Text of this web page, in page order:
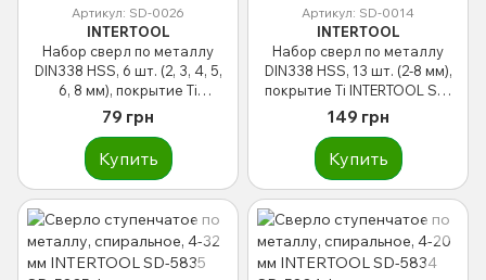
Артикул: SD-0026
INTERTOOL
Набор сверл по металлу
DIN338 HSS, 6 шт. (2, 3, 4, 5,
6, 8 мм), покрытие Ti
INTERTOOL SD-0026
79 грн
Купить
Артикул: SD-0014
INTERTOOL
Набор сверл по металлу
DIN338 HSS, 13 шт. (2-8 мм),
покрытие Ti INTERTOOL SD-
0014
149 грн
Купить